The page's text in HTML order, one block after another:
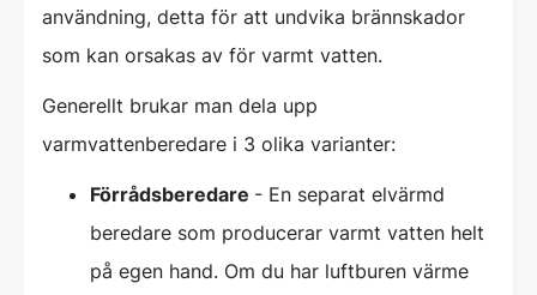
användning, detta för att undvika brännskador
som kan orsakas av för varmt vatten.
Generellt brukar man dela upp
varmvattenberedare i 3 olika varianter:
Förrådsberedare - En separat elvärmd
beredare som producerar varmt vatten helt
på egen hand. Om du har luftburen värme